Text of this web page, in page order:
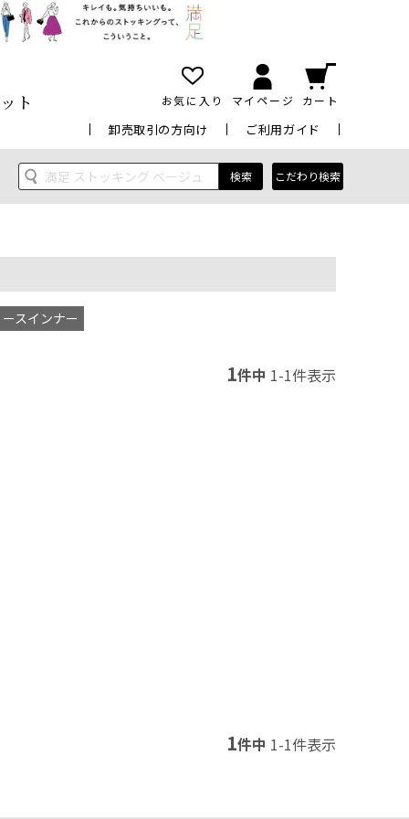
ト お気に入り マイページ カート
卸売取引の方向け ご利用ガイド
検索 こだわり検索
スインナー
1件中 1-1件表示
1件中 1-1件表示